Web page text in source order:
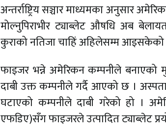
अन्तर्राष्ट्रिय सञ्चार माध्यमका अनुसार
मोल्नुपिराभीर ट्याब्लेट औषधि अब
कुराको नतिजा चाहिं अहिलेसम्म
फाइजर भन्ने अमेरिकन कम्पनीले बनाएको
दाबी उक्त कम्पनीले गर्दै आएको छ ।
घटाएको कम्पनीले दाबी गरेको हो ।
एफडिए)सँग फाइजरले उत्पादित ट्याब्लेट